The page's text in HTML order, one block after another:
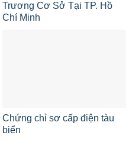
Trương Cơ Sở Tại TP. Hồ
Chí Minh
Chứng chỉ sơ cấp điện tàu
biển